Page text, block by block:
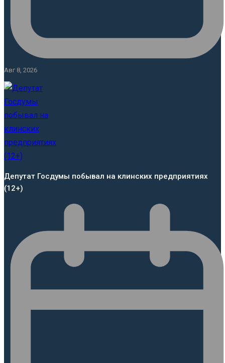
Авг 8, 2026
Депутат Госдумы побывал на клинских предприятиях
(12+)